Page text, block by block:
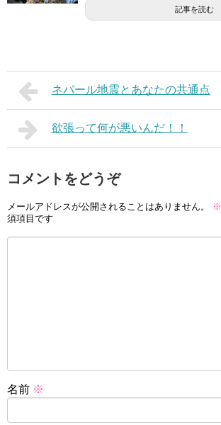
記事を読む
ネパール地震とあなたの共通点
欲張って何が悪いんだ！！
コメントをどうぞ
メールアドレスが公開されることはありません。 ※
須項目です
名前 ※